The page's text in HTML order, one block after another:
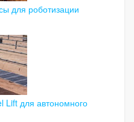
для роботизации
Lift для автономного